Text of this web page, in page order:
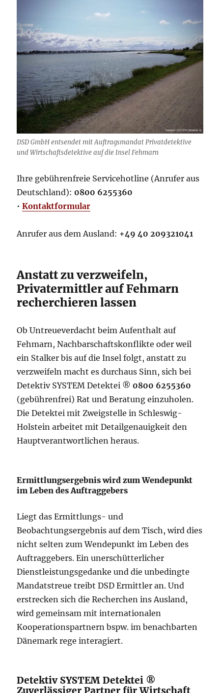
DSD GmbH entsendet mit Auftragsmandat Privatdetektive
und Wirtschaftsdetektive auf die Insel Fehmarn
Ihre gebührenfreie Servicehotline (Anrufer aus
Deutschland): 0800 6255360
•Kontaktformular
Anrufer aus dem Ausland: +49 40 209321041
Anstatt zu verzweifeln,
Privatermittler auf Fehmarn
recherchieren lassen
Ob Untreueverdacht beim Aufenthalt auf
Fehmarn, Nachbarschaftskonflikte oder weil
ein Stalker bis auf die Insel folgt, anstatt zu
verzweifeln macht es durchaus Sinn, sich bei
Detektiv SYSTEM Detektei ® 0800 6255360
(gebührenfrei) Rat und Beratung einzuholen.
Die Detektei mit Zweigstelle in Schleswig-
Holstein arbeitet mit Detailgenauigkeit den
Hauptverantwortlichen heraus.
Ermittlungsergebnis wird zum Wendepunkt
im Leben des Auftraggebers
Liegt das Ermittlungs- und
Beobachtungsergebnis auf dem Tisch, wird dies
nicht selten zum Wendepunkt im Leben des
Auftraggebers. Ein unerschütterlicher
Dienstleistungsgedanke und die unbedingte
Mandatstreue treibt DSD Ermittler an. Und
erstrecken sich die Recherchen ins Ausland,
wird gemeinsam mit internationalen
Kooperationspartnern bspw. im benachbarten
Dänemark rege interagiert.
Detektiv SYSTEM Detektei ®
Zuverlässiger Partner für Wirtschaft